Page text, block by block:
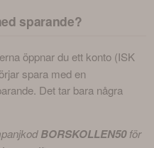
sparande?
öppnar du ett konto (ISK
spara med en
Det tar bara några
BORSKOLLEN50 för